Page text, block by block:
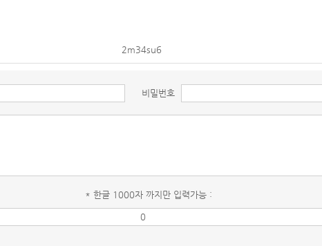
2m34su6
비밀번호
* 한글 1000자 까지만 입력가능 :